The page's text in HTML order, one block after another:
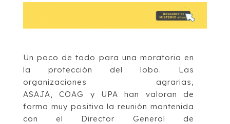
Un poco de todo para una moratoria en
la protección del lobo. Las
organizaciones agrarias,
ASAJA, COAG y UPA han valoran de
forma muy positiva la reunión mantenida
con el Director General de